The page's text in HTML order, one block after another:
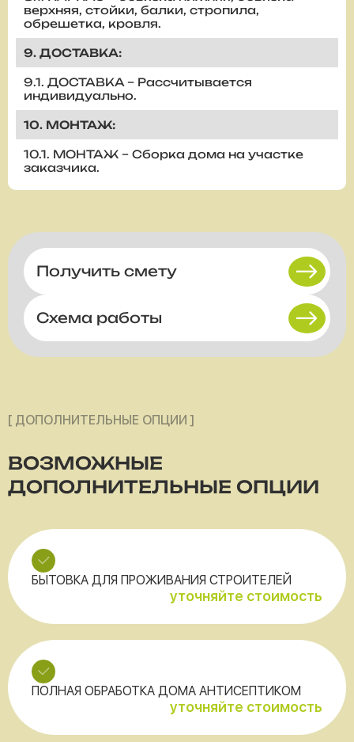
верхняя, стойки, балки, стропила,
обрешетка, кровля.
9. ДОСТАВКА:
9.1. ДОСТАВКА – Рассчитывается
индивидуально.
10. МОНТАЖ:
10.1. МОНТАЖ – Сборка дома на участке
заказчика.
Получить смету
Схема работы
[ ДОПОЛНИТЕЛЬНЫЕ ОПЦИИ ]
ВОЗМОЖНЫЕ
ДОПОЛНИТЕЛЬНЫЕ ОПЦИИ
БЫТОВКА ДЛЯ ПРОЖИВАНИЯ СТРОИТЕЛЕЙ
уточняйте стоимость
ПОЛНАЯ ОБРАБОТКА ДОМА АНТИСЕПТИКОМ
уточняйте стоимость